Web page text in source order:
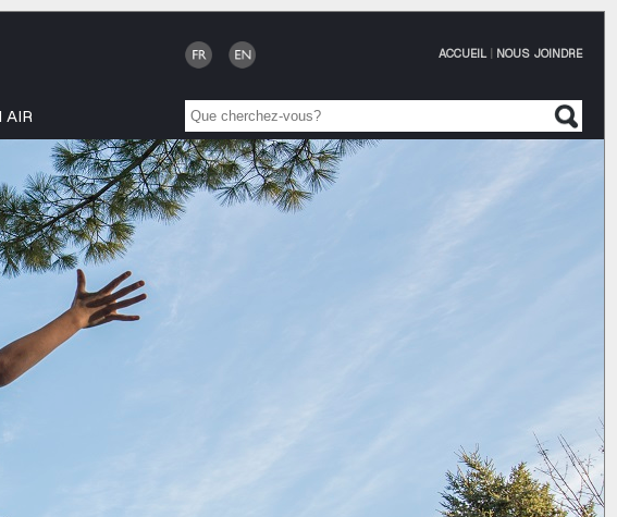
ACCUEIL| NOUS JOINDRE
AIR